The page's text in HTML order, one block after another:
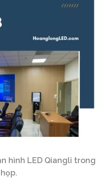
hình LED Qiangli trong